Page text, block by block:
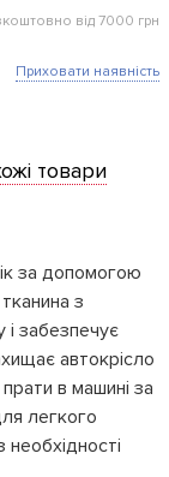
від 7000 грн
Приховати наявність
товари
за допомогою
з
і забезпечує
автокрісло
в машині за
легкого